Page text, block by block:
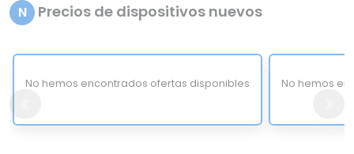
N Precios de dispositivos nuevos
No hemos encontrados ofertas disponibles No hemos